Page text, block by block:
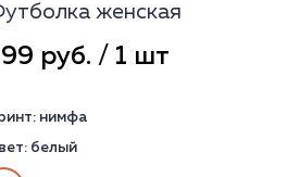
женская
руб. / 1 шт
нимфа
белый